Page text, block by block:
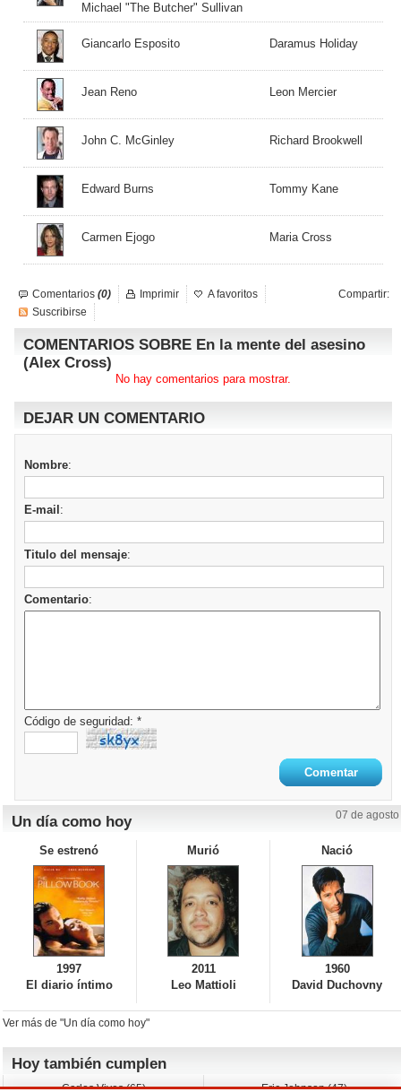
Michael "The Butcher" Sullivan
Giancarlo Esposito Daramus Holiday
Jean Reno Leon Mercier
John C. McGinley Richard Brookwell
Edward Burns Tommy Kane
Carmen Ejogo Maria Cross
Comentarios (0) Compartir:
Imprimir
A favoritos
Suscribirse
COMENTARIOS SOBRE En la mente del asesino
(Alex Cross)
No hay comentarios para mostrar.
DEJAR UN COMENTARIO
Nombre:
E-mail :
Titulo del mensaje:
Comentario:
Código de seguridad: *
Un día como hoy 07 de agosto
Se estrenó
1997
El diario íntimo
Murió
2011
Leo Mattioli
Nació
1960
David Duchovny
Ver más de "Un día como hoy"
Hoy también cumplen
Carlos Vives (65) Eric Johnson (47)